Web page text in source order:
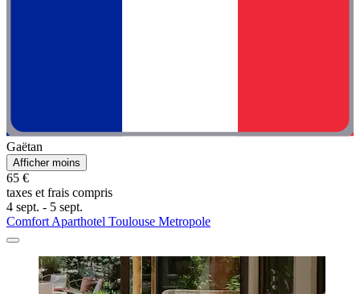
Gaëtan
Afficher moins
65 €
taxes et frais compris
4 sept. - 5 sept.
Comfort Aparthotel Toulouse Metropole